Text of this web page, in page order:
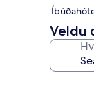
stjörnu
Veldu